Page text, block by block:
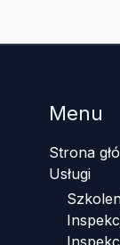
Menu
Strona
Usługi